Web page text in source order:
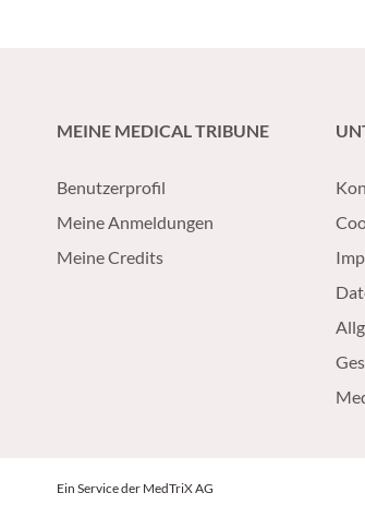
MEINE MEDICAL TRIBUNE
Benutzerprofil
Meine Anmeldungen
Meine Credits
Ein Service der MedTriX AG